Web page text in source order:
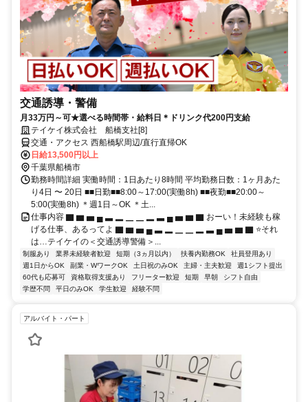
交通誘導・警備
月33万円～可★選べる時間帯・給料日＊ドリンク代200円支給
テイケイ株式会社 船橋支社[8]
交通・アクセス 西船橋駅周辺/直行直帰OK
日給13,500円以上
千葉県船橋市
勤務時間詳細 実働時間：1日あたり8時間 平均勤務日数：1ヶ月あた
り4日 〜 20日 ■■日勤■■8:00～17:00(実働8h) ■■夜勤■■20:00～
5:00(実働8h) ＊週1日～OK ＊土...
仕事内容 ▇ ▆ ▅ ▄ ▃ ▂ ▁ ▁ ▂ ▃ ▄ ▅ ▆ ▇ おーい！未経験も稼
げる仕事、あるってよ ▇ ▆ ▅ ▄ ▃ ▂ ▁ ▁ ▂ ▃ ▄ ▅ ▆ ▇ ⭐それ
は…テイケイの＜交通誘導警備＞...
制服あり 業界未経験者歓迎 短期（3ヵ月以内） 扶養内勤務OK
社員登用あり
週1日からOK
副業・WワークOK 土日祝のみOK 主婦・主夫歓迎
週1シフト提出
60代も応募可
資格取得支援あり フリーター歓迎 短期 早朝
シフト自由
学歴不問
平日のみOK 学生歓迎 経験不問
アルバイト・パート